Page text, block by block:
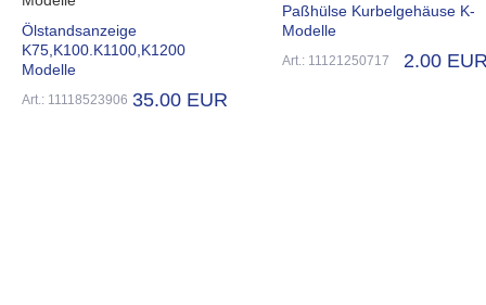
Ölstandsanzeige
K75,K100.K1100,K1200
Modelle
Art.: 11118523906 35.00 EUR
Paßhülse Kurbelgehäuse K-
Modelle
Art.: 11121250717 2.00